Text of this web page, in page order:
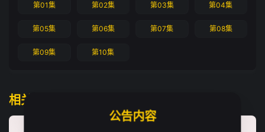
第01集 第02集 第03集 第04集
第05集 第06集 第07集 第08集
第09集 第10集
相关推荐
公告内容